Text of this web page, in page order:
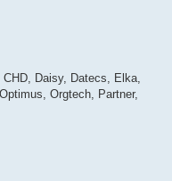
Daisy, Datecs, Elka,
Orgtech, Partner,